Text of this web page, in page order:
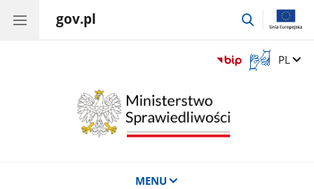
gov.pl
przejdź
Otwórz
okno
Zmień
PL
MENU